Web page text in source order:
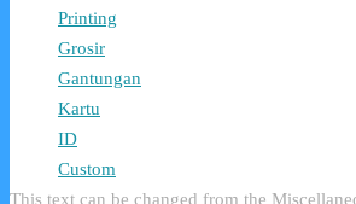
Printing
Grosir
Gantungan
Kartu
ID
Custom
This text can be changed from the